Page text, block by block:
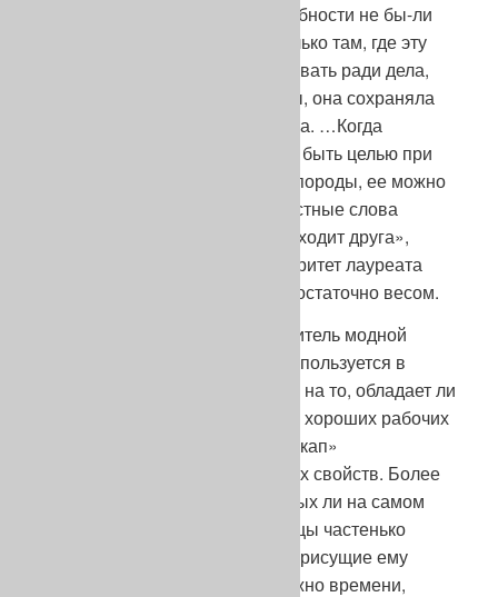
прекрасные психические способности не бы-ли
бы в результате погублены. Только там, где эту
породу продолжали культивировать ради дела,
без реверансов в сторону моды, она сохраняла
свои первозданные достоинства. …Когда
практическая польза перестает быть целью при
«модернизации» какой-нибудь породы, ее можно
считать обреченной». Эти известные слова
Конрада Лоренца («Человек находит друга»,
Москва, «Мир», 1971), чей авторитет лауреата
Нобелевской премии, думаю, достаточно весом.
Зло заключается в том, что носитель модной
экстравагантной «оболочки» используется в
разведении без особой оглядки на то, обладает ли
он всем необходимым набором хороших рабочих
качеств и не несет ли он «гандикап»
нежелательных наследственных свойств. Более
того, ради его модных (но ценных ли на самом
деле?) преимуществ, разведенцы частенько
готовы даже закрыть глаза на присущие ему
явные недостатки. Немного нужно времени,